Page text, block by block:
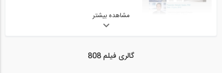
مشاهده بیشتر
گالری فیلم 808